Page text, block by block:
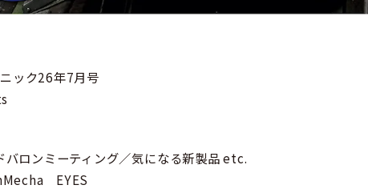
ック26年7月号
バロンミーティング／気になる新製品 etc.
EYES